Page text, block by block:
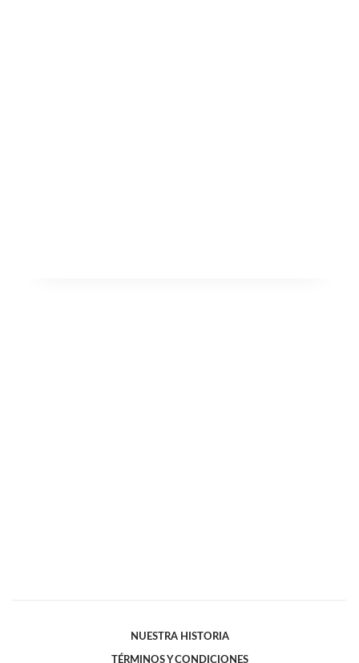
NUESTRA HISTORIA
TÉRMINOS Y CONDICIONES